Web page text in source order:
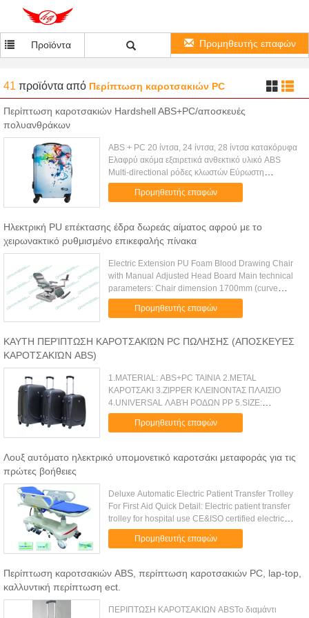
Προϊόντα Προμηθευτής επαφών
41 προϊόντα από Περίπτωση καροτσακιών PC
Περίπτωση καροτσακιών Hardshell ABS+PC/αποσκευές
πολυανθράκων
ABS + PC 20 ίντσα, 24 ίντσα, 28 ίντσα κατακόρυφα
Ελαφρύ ακόμα εξαιρετικά ανθεκτικό υλικό ABS
Multi-directional ρόδες κλωστών Εύρωστη
εργονομική συμπτύσσοντας λαβή αργιλίου
Εσωτερική τσέπη φερμουάρ πλέγματος και ...
Προμηθευτής επαφών
Ηλεκτρική PU επέκτασης έδρα δωρεάς αίματος αφρού με το
χειρωνακτικό ρυθμισμένο επικεφαλής πίνακα
Electric Extension PU Foam Blood Drawing Chair
with Manual Adjusted Head Board Main technical
parameters: Chair dimension 1700mm (curve
length) x 560mm Height 570mm (min.) --
-830mm (max.) Electric Head ...
Προμηθευτής επαφών
ΚΑΥΤΗ ΠΕΡΊΠΤΩΣΗ ΚΑΡΟΤΣΑΚΙΏΝ PC ΠΩΛΗΣΗΣ (ΑΠΟΣΚΕΥΈΣ
ΚΑΡΟΤΣΑΚΙΏΝ ABS)
1.MATERIAL: ABS+PC ΤΑΙΝΙΑ 2.METAL
ΚΑΡΟΤΣΑΚΙ 3.ZIPPER ΚΛΕΙΝΟΝΤΑΣ ΠΛΑΙΣΙΟ
4.UNIVERSAL ΛΑΒΉ ΡΟΔΩΝ PP 5.SIZE:
20+24+28 - -1.MATERIAL: ABS+PC ΤΑΙΝΙΑ
2.METAL ΚΑΡΟΤΣΑΚΙ 3.ZIPPER ΚΛΕΙΝΟΝΤΑΣ
Προμηθευτής επαφών
Λουξ αυτόματο ηλεκτρικό υπομονετικό καροτσάκι μεταφοράς για τις
πρώτες βοήθειες
Deluxe Automatic Electric Patient Transfer Trolley
For First Aid Quick Detail: Electric patient transfer
trolley for hospital use CE&ISO certified electric
patient transfer trolley Imported Demark Linak
motors ...Προμηθευτής επαφών
Περίπτωση καροτσακιών ABS, περίπτωση καροτσακιών PC, lap-top,
καλλυντική περίπτωση ect.
ΠΕΡΙΠΤΩΣΗ ΚΑΡΟΤΣΑΚΙΩΝ ABSΤο διαμάντι